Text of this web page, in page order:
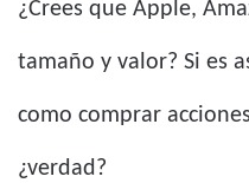
¿Crees que Apple,
tamaño y valor? Si es
como comprar
¿verdad?